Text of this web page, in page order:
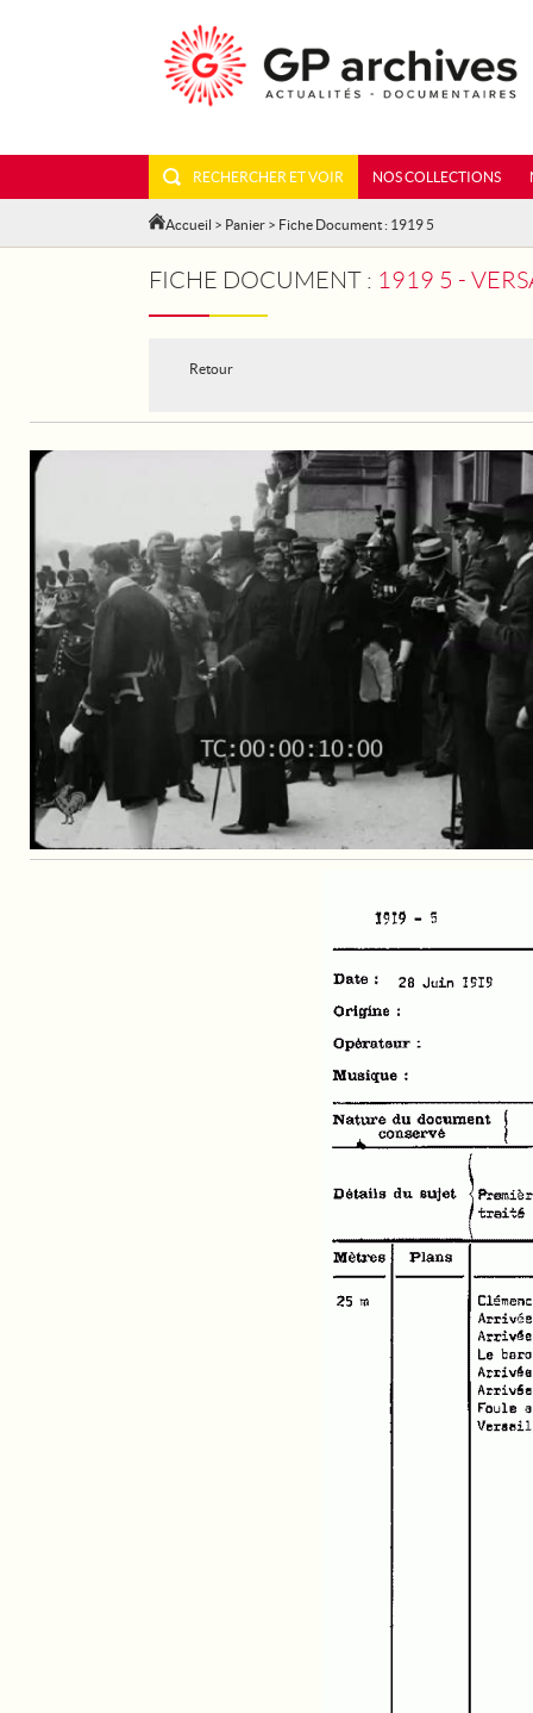
RECHERCHER ET VOIR NOS COLLECTIONS
Accueil > Panier > Fiche Document : 1919 5
FICHE DOCUMENT : 1919 5 -
Retour